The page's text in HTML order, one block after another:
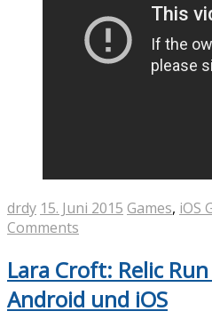
drdy 15. Juni 2015 Games, iOS
Comments
Lara Croft: Relic
Android und iOS